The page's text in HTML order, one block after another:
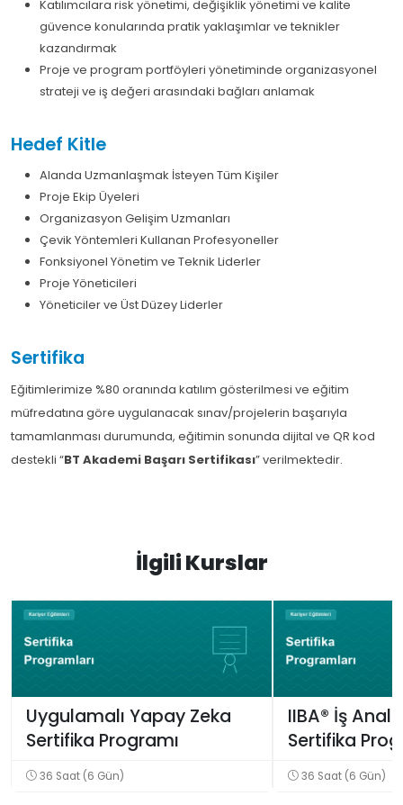
Katılımcılara risk yönetimi, değişiklik yönetimi ve kalite
güvence konularında pratik yaklaşımlar ve teknikler
kazandırmak
Proje ve program portföyleri yönetiminde organizasyonel
strateji ve iş değeri arasındaki bağları anlamak
Hedef Kitle
Alanda Uzmanlaşmak İsteyen Tüm Kişiler
Proje Ekip Üyeleri
Organizasyon Gelişim Uzmanları
Çevik Yöntemleri Kullanan Profesyoneller
Fonksiyonel Yönetim ve Teknik Liderler
Proje Yöneticileri
Yöneticiler ve Üst Düzey Liderler
Sertifika
Eğitimlerimize %80 oranında katılım gösterilmesi ve eğitim
müfredatına göre uygulanacak sınav/projelerin başarıyla
tamamlanması durumunda, eğitimin sonunda dijital ve QR kod
destekli “BT Akademi Başarı Sertifikası” verilmektedir.
İlgili Kurslar
Uygulamalı Yapay Zeka
Sertifika Programı
36 Saat (6 Gün)
IIBA® İş
Sertifika
36 Saat (6 Gün)